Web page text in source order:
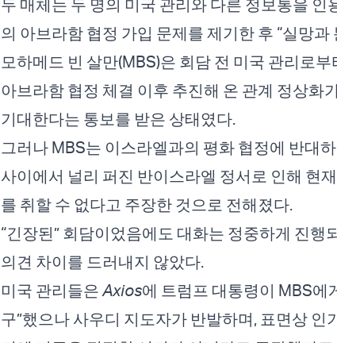
두 매체는 두 명의 미국 관리와 다른 정보통을 인
의 아브라함 협정 가입 문제를 제기한 후 “실망과
모하메드 빈 살만(MBS)은 회담 전 미국 관리로
아브라함 협정 체결 이후 추진해 온 관계 정상화
기대한다는 통보를 받은 상태였다.
그러나 MBS는 이스라엘과의 평화 협정에 반대
사이에서 널리 퍼진 반이스라엘 정서로 인해 현
를 취할 수 없다고 주장한 것으로 전해졌다.
“긴장된” 회담이었음에도 대화는 정중하게 진행
의견 차이를 드러내지 않았다.
미국 관리들은Axios에 트럼프 대통령이 MBS에
구”했으나 사우디 지도자가 반발하며, 표면상 인